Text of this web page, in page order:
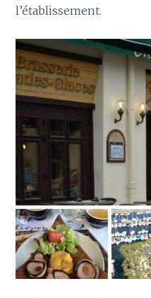
l’établissement.